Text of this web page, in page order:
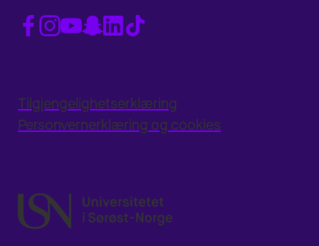
Tilgjengelighetserklæring
Personvernerklæring og cookies